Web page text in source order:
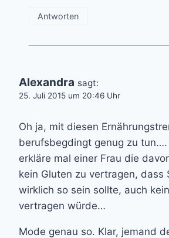
Antworten
Alexandra sagt:
25. Juli 2015 um 20:46 Uhr
Oh ja, mit diesen
berufsbegdingt genug zu
erkläre mal einer Frau die
kein Gluten zu vertragen, dass
wirklich so sein sollte, auch
vertragen würde…
Mode genau so. Klar, jemand